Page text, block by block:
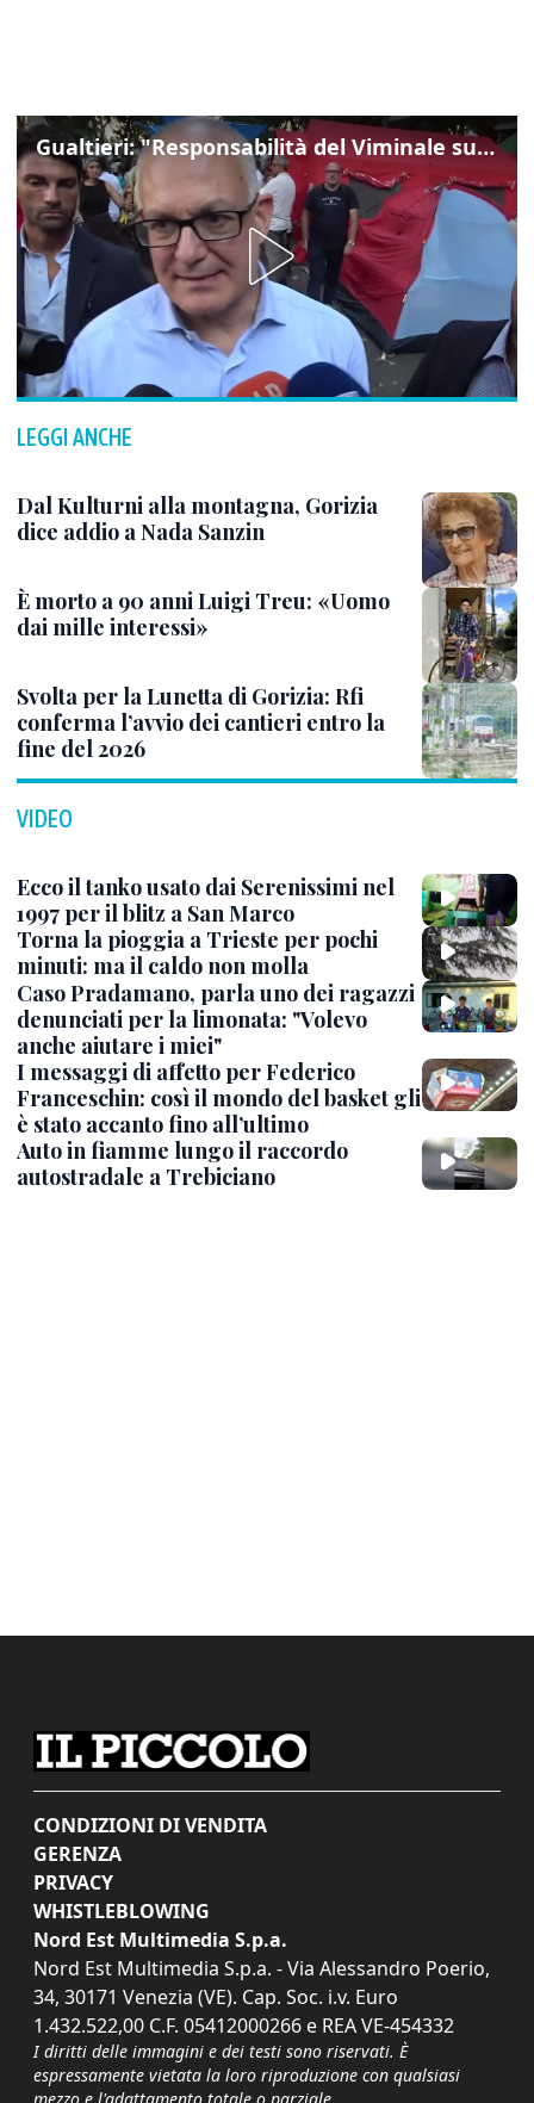
Gualtieri: "Responsabilità del Viminale su Spin Time? La posizione dei partiti è nota"
LEGGI ANCHE
Dal Kulturni alla montagna, Gorizia
dice addio a Nada Sanzin
È morto a 90 anni Luigi Treu: «Uomo
dai mille interessi»
Svolta per la Lunetta di Gorizia: Rfi
conferma l’avvio dei cantieri entro la
fine del 2026
VIDEO
Ecco il tanko usato dai Serenissimi nel
1997 per il blitz a San Marco
Torna la pioggia a Trieste per pochi
minuti: ma il caldo non molla
Caso Pradamano, parla uno dei ragazzi
denunciati per la limonata: "Volevo
anche aiutare i miei"
I messaggi di affetto per Federico
Franceschin: così il mondo del basket gli
è stato accanto fino all’ultimo
Auto in fiamme lungo il raccordo
autostradale a Trebiciano
CONDIZIONI DI VENDITA
GERENZA
PRIVACY
WHISTLEBLOWING
Nord Est Multimedia S.p.a.
Nord Est Multimedia S.p.a. - Via Alessandro Poerio,
34, 30171 Venezia (VE). Cap. Soc. i.v. Euro
1.432.522,00 C.F. 05412000266 e REA VE-454332
I diritti delle immagini e dei testi sono riservati. È
espressamente vietata la loro riproduzione con qualsiasi
mezzo e l'adattamento totale o parziale.